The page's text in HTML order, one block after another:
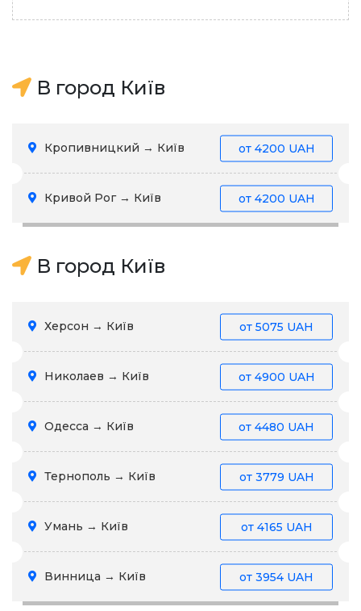
В город Київ
Кропивницкий → Київ от 4200 UAH
Кривой Рог → Київ от 4200 UAH
В город Київ
Херсон → Київ от 5075 UAH
Николаев → Київ от 4900 UAH
Одесса → Київ от 4480 UAH
Тернополь → Київ от 3779 UAH
Умань → Київ от 4165 UAH
Винница → Київ от 3954 UAH